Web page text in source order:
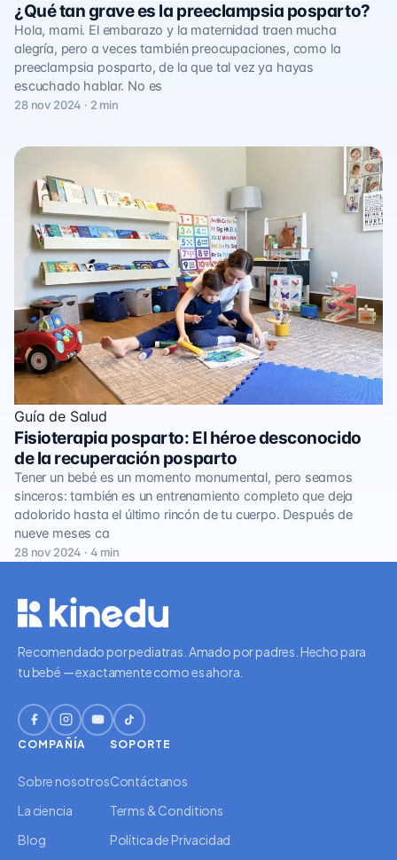
¿Qué tan grave es la preeclampsia posparto?
Hola, mami. El embarazo y la maternidad traen mucha
alegría, pero a veces también preocupaciones, como la
preeclampsia posparto, de la que tal vez ya hayas
escuchado hablar. No es
28 nov 2024 · 2 min
Guía de Salud
Fisioterapia posparto: El héroe desconocido
de la recuperación posparto
Tener un bebé es un momento monumental, pero seamos
sinceros: también es un entrenamiento completo que deja
adolorido hasta el último rincón de tu cuerpo. Después de
nueve meses ca
28 nov 2024 · 4 min
Recomendado por pediatras. Amado por padres. Hecho para
tu bebé — exactamente como es ahora.
COMPAÑÍA
Sobre nosotros
La ciencia
Blog
SOPORTE
Contáctanos
Terms & Conditions
Política de Privacidad